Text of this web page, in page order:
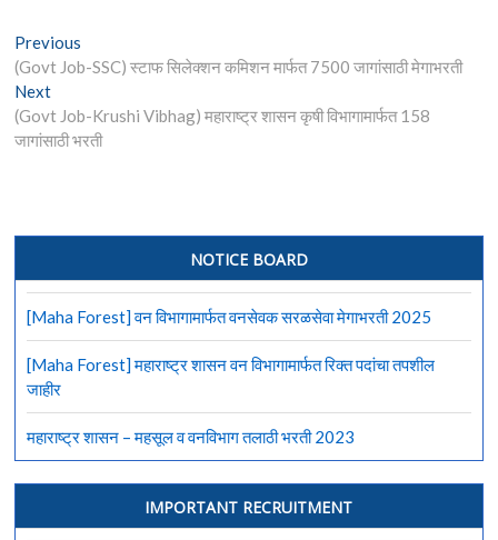
Post
navigation
Previous
post:
(Govt Job-SSC) स्टाफ सिलेक्शन कमिशन मार्फत 7500 जागांसाठी मेगाभरती
NextNext
post:
(Govt Job-Krushi Vibhag) महाराष्ट्र शासन कृषी विभागामार्फत 158
जागांसाठी भरती
NOTICE BOARD
[Maha Forest] वन विभागामार्फत वनसेवक सरळसेवा मेगाभरती 2025
[Maha Forest] महाराष्ट्र शासन वन विभागामार्फत रिक्त पदांचा तपशील
जाहीर
महाराष्ट्र शासन – महसूल व वनविभाग तलाठी भरती 2023
IMPORTANT RECRUITMENT